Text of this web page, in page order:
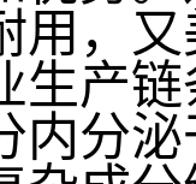
用，
生产
内分